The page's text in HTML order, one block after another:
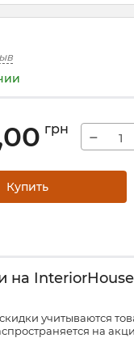
грн −
Купить
на InteriorHouse
учитываются
на